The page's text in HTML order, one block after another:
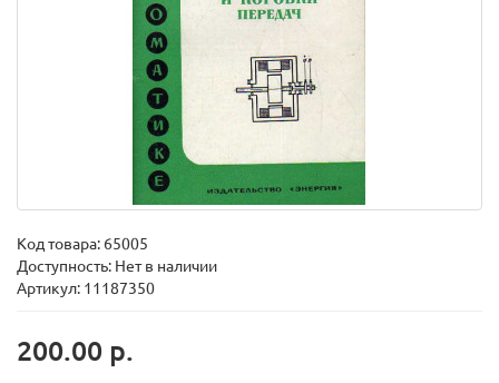
Код товара: 65005
Доступность: Нет в наличии
Артикул: 11187350
200.00 р.